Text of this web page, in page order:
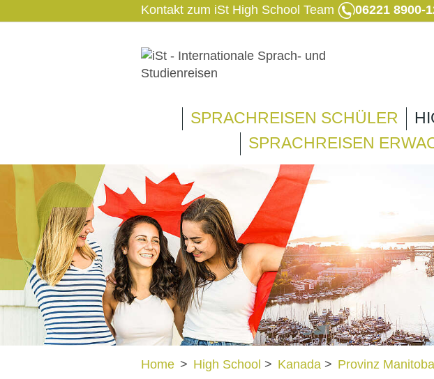
Kontakt zum iSt High School Team 06221 8900-
SPRACHREISEN SCHÜLER
SPRACHREISEN
Home > High School > Kanada > Provinz Manitoba